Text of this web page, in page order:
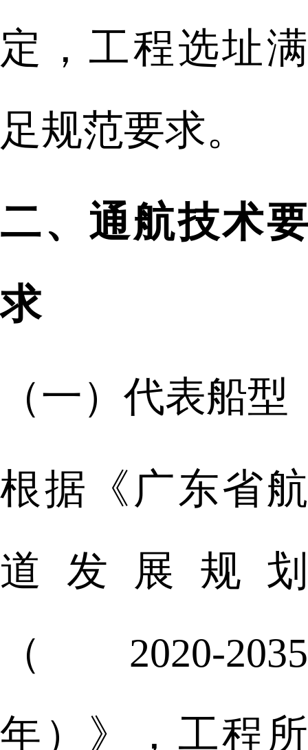
定，工程选址满
足规范要求。
二、通航技术要
求
（一）代表船型
根据《广东省航
道发展规划
（2020-2035
年）》，工程所